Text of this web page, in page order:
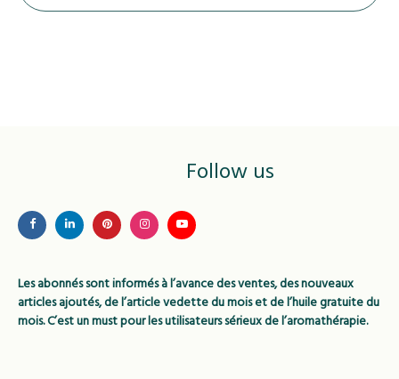
Follow us
Les abonnés sont informés à l’avance des ventes, des nouveaux
articles ajoutés, de l’article vedette du mois et de l’huile gratuite du
mois. C’est un must pour les utilisateurs sérieux de l’aromathérapie.